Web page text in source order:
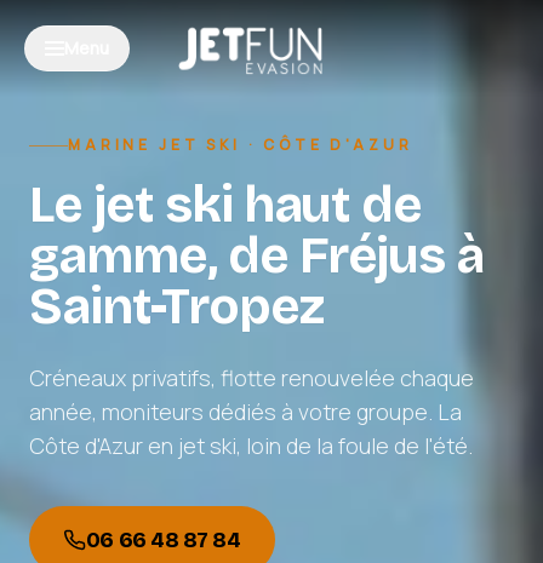
MARINE JET SKI · CÔTE D'AZUR
Le jet ski haut de
gamme, de Fréjus à
Saint-Tropez
Créneaux privatifs, flotte renouvelée chaque
année, moniteurs dédiés à votre groupe. La
Côte d'Azur en jet ski, loin de la foule de l'été.
06 66 48 87 84